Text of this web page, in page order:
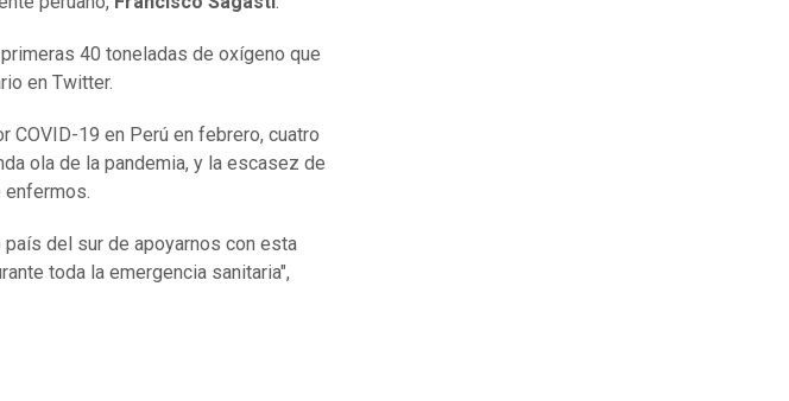
40 toneladas de oxígeno que
en Twitter.
COVID-19 en Perú en febrero, cuatro
ola de la pandemia, y la escasez de
enfermos.
del sur de apoyarnos con esta
toda la emergencia sanitaria",